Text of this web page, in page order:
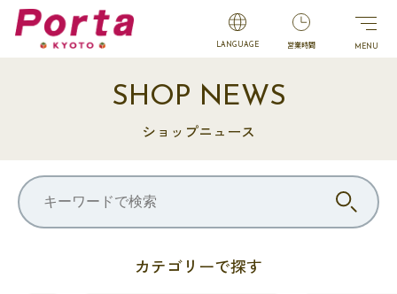
LANGUAGE 営業時間
SHOP NEWS
ショップニュース
カテゴリーで探す